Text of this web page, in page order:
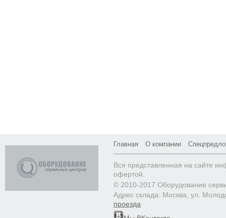
Главная О компании
Вся представленная на сайте
офертой.
© 2010-2017 Оборудование
Адрес склада: Москва, ул.
проезда